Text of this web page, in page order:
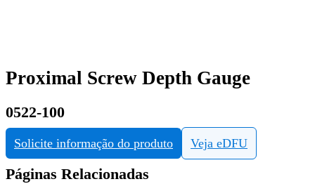
Proximal Screw Depth Gauge
0522-100
Solicite informação do produto Veja eDFU
Páginas Relacionadas